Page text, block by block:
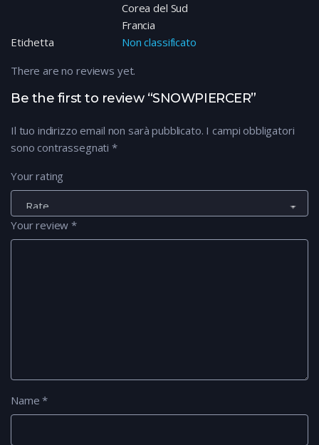
Corea del Sud
Francia
Etichetta
Non classificato
Be the first to review “SNOWPIERCER”
Il tuo indirizzo email non sarà pubblicato. I campi obbligatori
sono contrassegnati *
Your rating
Your review*
Name*
There are no reviews yet.